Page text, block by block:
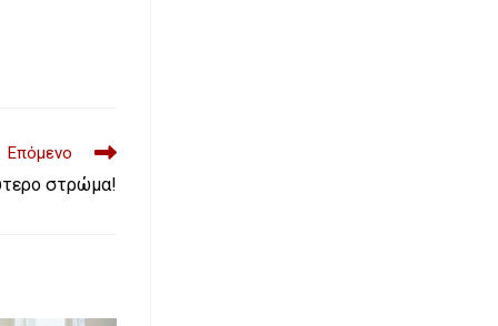
Επόμενο
στρώμα!